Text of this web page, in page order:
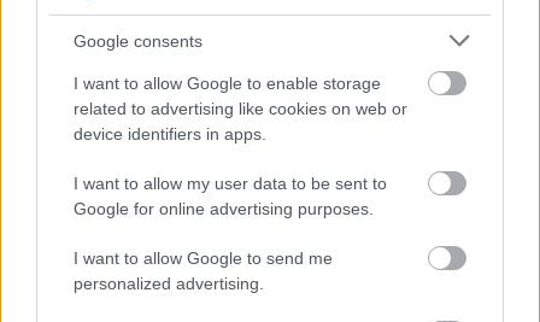
Google consents
I want to allow Google to enable storage
related to advertising like cookies on web or
device identifiers in apps.
I want to allow my user data to be sent to
Google for online advertising purposes.
I want to allow Google to send me
personalized advertising.